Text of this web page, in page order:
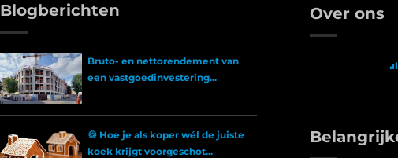
Blogberichten
Bruto- en nettorendement van
een vastgoedinvestering...
🍪 Hoe je als koper wél de juiste
koek krijgt voorgeschot...
Over ons